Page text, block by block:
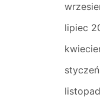
lipiec